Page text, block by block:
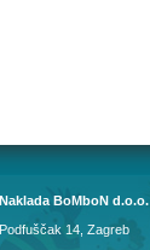
Naklada BoMboN d.o.o.
Podfuščak 14, Zagreb